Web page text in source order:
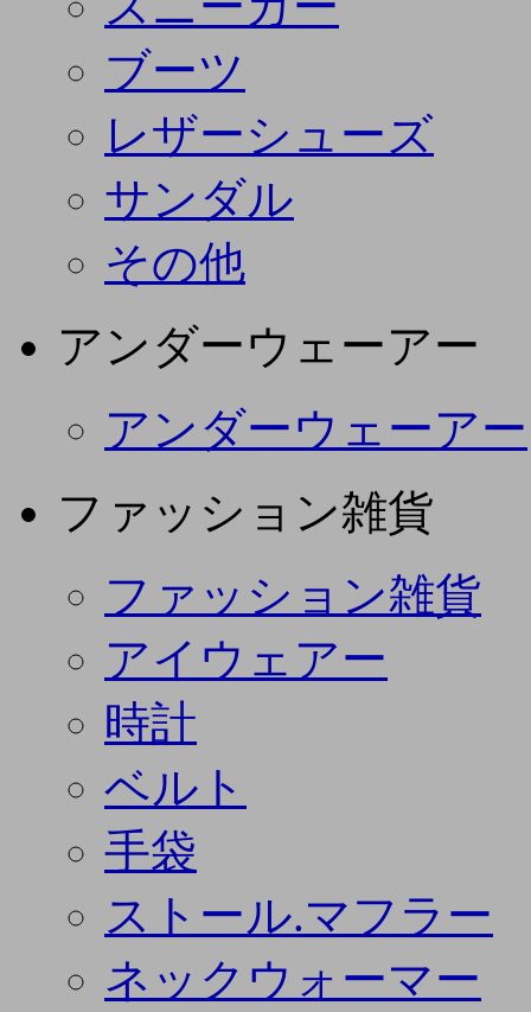
ブーツ
レザーシューズ
サンダル
その他
アンダーウェーアー
アンダーウェーアー
ファッション雑貨
ファッション雑貨
アイウェアー
時計
ベルト
手袋
ストール.マフラー
ネックウォーマー